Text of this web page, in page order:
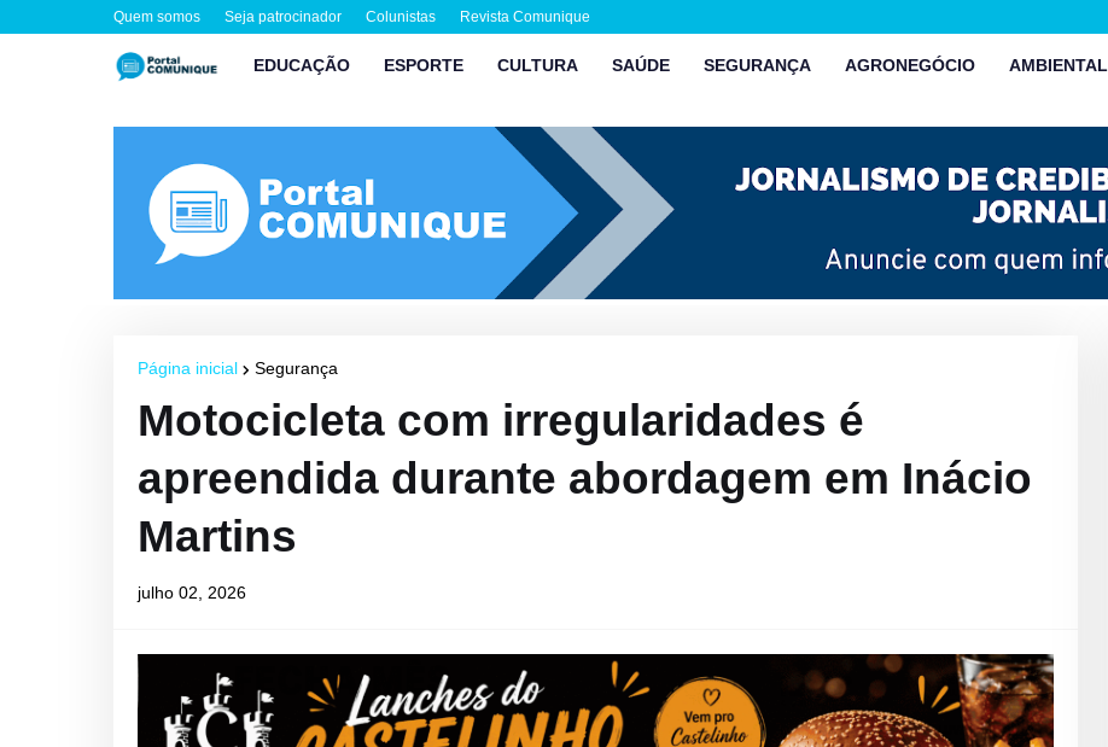
Quem somos Seja patrocinador Colunistas Revista Comunique
EDUCAÇÃO ESPORTE CULTURA SAÚDE SEGURANÇA AGRONEGÓCIO AMBIENTAL
Página inicial Segurança
Motocicleta com irregularidades é
apreendida durante abordagem em Inácio
Martins
julho 02, 2026